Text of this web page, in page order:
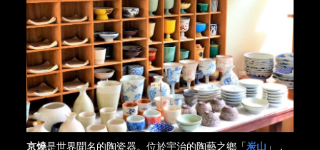
京燒是世界聞名的陶瓷器。位於宇治的陶藝之鄉「炭山 」，